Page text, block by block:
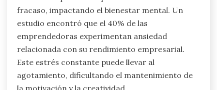
¿Qué desafíos únicos enfrentan
las emprendedoras en relación
con la salud mental?
Las emprendedoras enfrentan desafíos únicos